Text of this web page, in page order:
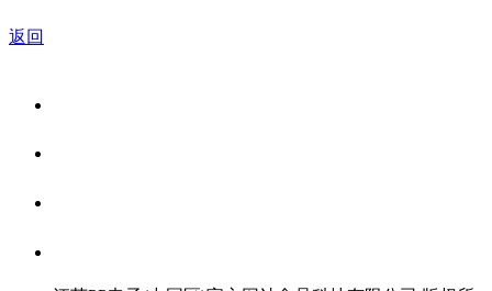
返回